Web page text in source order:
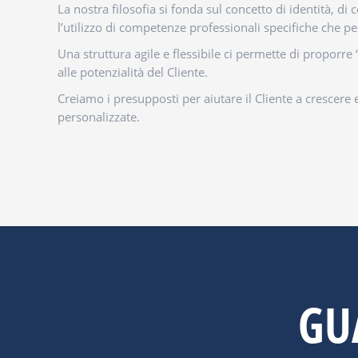
La nostra filosofia si fonda sul concetto di identità, di
l’utilizzo di competenze professionali specifiche che
Una struttura agile e flessibile ci permette di
alle potenzialità del Cliente.
Creiamo i presupposti per aiutare il Cliente a
personalizzate.